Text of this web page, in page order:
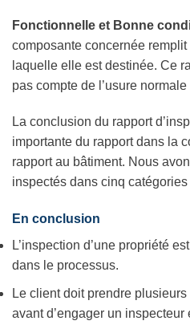
Fonctionnelle et Bonne
composante concernée
laquelle elle est destinée. Ce
pas compte de l’usure
La conclusion du rapport
importante du rapport dans la
rapport au bâtiment. Nous
inspectés dans cinq catégories
En conclusion
L’inspection d’une propriété
dans le processus.
Le client doit prendre
avant d’engager un inspecteur